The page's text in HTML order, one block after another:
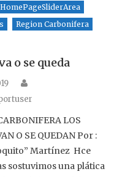
HomePageSliderArea
Region Carbonifera
o se queda
LOS
O SE QUEDAN Por :
Martínez Hce
sostuvimos una plática